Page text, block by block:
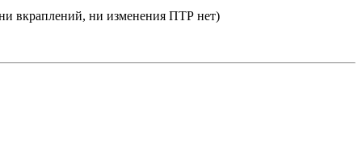
вкраплений, ни изменения ПТР нет)